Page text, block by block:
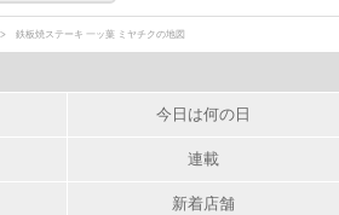
鉄板焼ステーキ 一ッ葉 ミヤチクの地図
今日は何の日
連載
新着店舗